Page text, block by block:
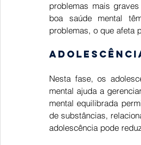
problemas mais
boa saúde mental
problemas, o que afeta
Nesta fase, os
mental ajuda a
mental equilibrada
de substâncias,
adolescência pode